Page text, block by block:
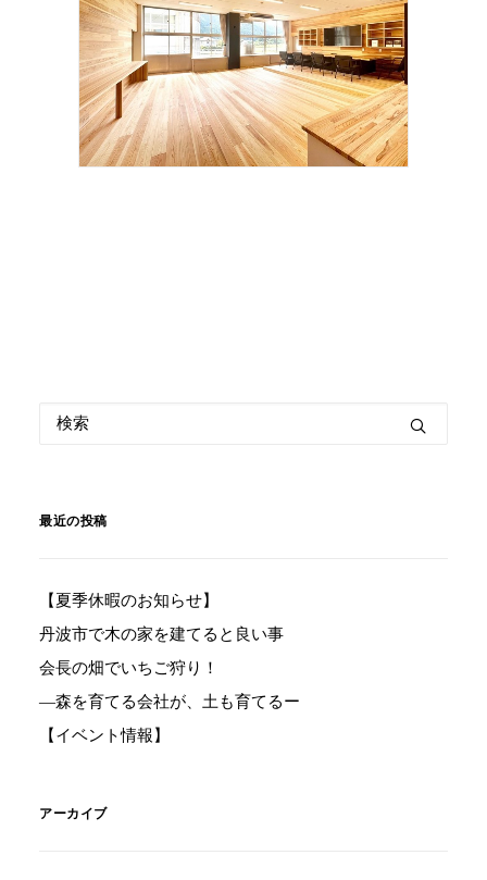
最近の投稿
【夏季休暇のお知らせ】
丹波市で木の家を建てると良い事
会長の畑でいちご狩り！
―森を育てる会社が、土も育てるー
【イベント情報】
アーカイブ